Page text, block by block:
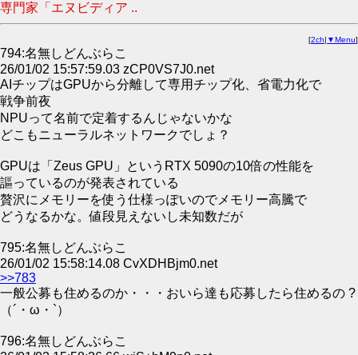
専門家「エヌビディア ..
[2ch| ▼Menu]
794:名無しどんぶらこ
26/01/02 15:57:59.03 zCP0VS7J0.net
AIチップはGPUから分離して専用チップ化、省電力化で
戦争前夜
NPUって名前で定着するんじゃないかな
どこもニューラルネットワークでしょ？
GPUは「Zeus GPU」というRTX 5090の10倍の性能を
謳っているのが発表されている
贅沢にメモリーを使う仕様っぽいのでメモリー高騰で
どうなるかな。値段見えないし未知数だが
795:名無しどんぶらこ
26/01/02 15:58:14.08 CvXDHBjm0.net
>>783
一般公募も住めるのか・・・おいら達も応募したら住めるの ?
（´・ω・`）
796:名無しどんぶらこ